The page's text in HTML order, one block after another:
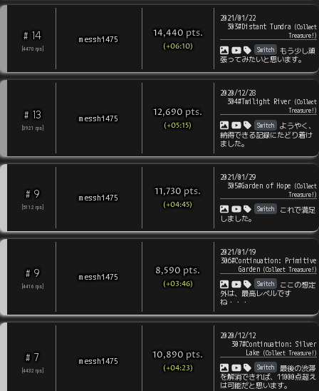
# 14
4470 rps
messhi475 14,440 pts.
(+06:10)
2021/01/22
303#Distant Tundra (Collect
Treasure!)
Switch
もう少し頑
張ってみたいと思います。
# 13
3921 rps
messhi475 12,690 pts.
(+05:15)
2020/12/28
304#Twilight River(Collect
Treasure!)
Switch
ようやく、
納得できる記録にたどり着け
ました。
# 9
5112 rps
messhi475 11,730 pts.
(+04:45)
2021/01/29
305#Garden of Hope (Collect
Treasure!)
Switch
これで満足
しました。
# 9
4416 rps
messhi475 8,590 pts.
(+03:46)
2021/01/19
306#Continuation: Primitive
Garden(Collect Treasure!)
Switch
ここの想定
外は、最高レベルです
ね・・・
# 7
4432 rps
messhi475 10,890 pts.
(+04:23)
2020/12/12
307#Continuation: Silver
Lake (Collect Treasure!)
Switch
最後の渋滞
を解消できれば、11000点超え
は可能だと思います。